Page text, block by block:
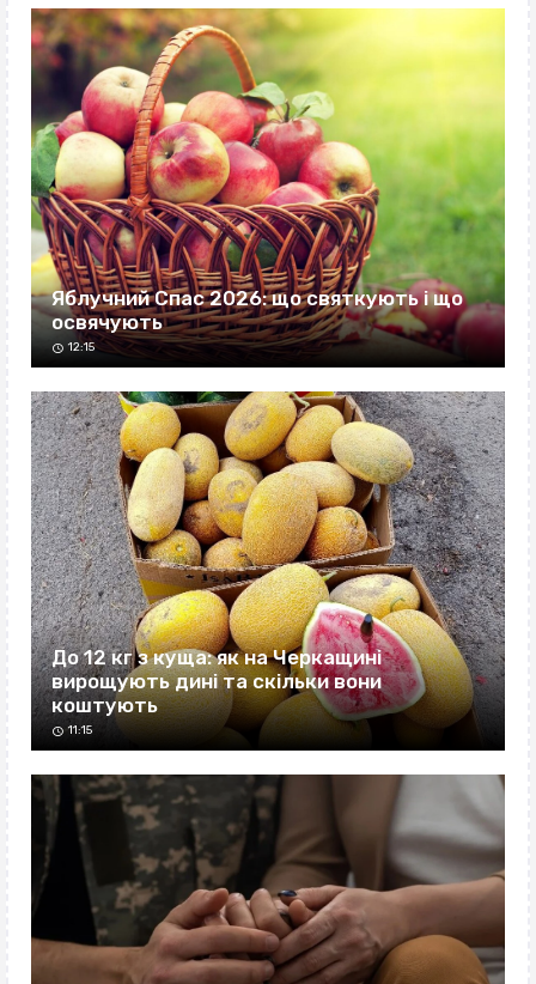
Яблучний Спас 2026: що святкують і що
освячують
12:15
До 12 кг з куща: як на Черкащині
вирощують дині та скільки вони
коштують
11:15